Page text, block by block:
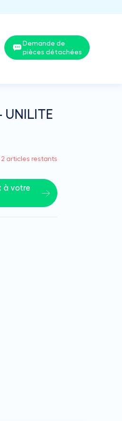
Demande de
pièces détachées
2 articles restants
à votre